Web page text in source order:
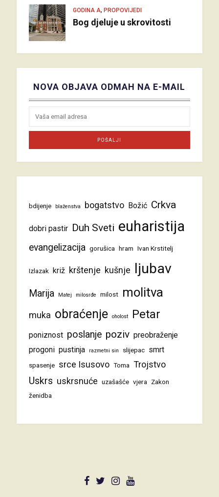
GODINA A, PROPOVIJEDI
Bog djeluje u skrovitosti
NOVA OBJAVA ODMAH NA E-MAIL
bdijenje blaženstva bogatstvo Božić Crkva
dobri pastir Duh Sveti euharistija
evangelizacija gorušica hram Ivan Krstitelj
Izlazak križ krštenje kušnje ljubav
Marija Matej milosrđe milost molitva
muka obraćenje oholost Petar
poniznost poslanje poziv preobraženje
progoni pustinja razmetni sin slijepac smrt
spasenje srce Isusovo Toma Trojstvo
Uskrs uskrsnuće uzašašće vjera
Zakon
ženidba